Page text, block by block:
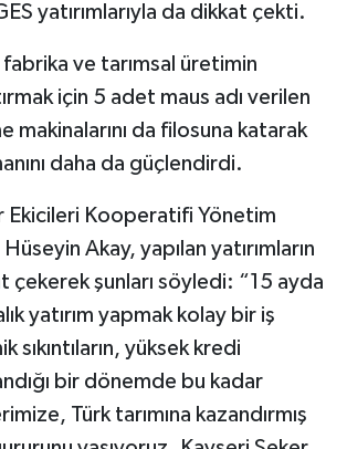
yatırımlarıyla da dikkat çekti.
fabrika ve tarımsal üretimin
için 5 adet maus adı verilen
makinalarını da filosuna katarak
daha da güçlendirdi.
Ekicileri Kooperatifi Yönetim
Hüseyin Akay, yapılan yatırımların
çekerek şunları söyledi: “15 ayda
yatırım yapmak kolay bir iş
sıkıntıların, yüksek kredi
bir dönemde bu kadar
Türk tarımına kazandırmış